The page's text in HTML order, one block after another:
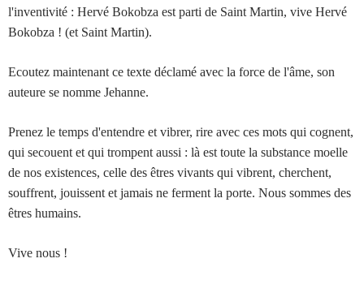
l'inventivité : Hervé Bokobza est parti de Saint Martin, vive Hervé
Bokobza ! (et Saint Martin).
Ecoutez maintenant ce texte déclamé avec la force de l'âme, son
auteure se nomme Jehanne.
Prenez le temps d'entendre et vibrer, rire avec ces mots qui cognent,
qui secouent et qui trompent aussi : là est toute la substance moelle
de nos existences, celle des êtres vivants qui vibrent, cherchent,
souffrent, jouissent et jamais ne ferment la porte. Nous sommes des
êtres humains.
Vive nous !